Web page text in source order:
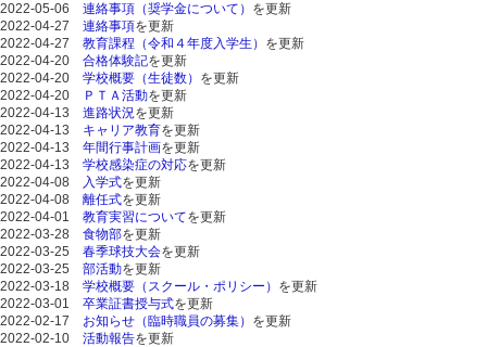
2022-05-06 連絡事項（奨学金について） を更新
2022-04-27 連絡事項を更新
2022-04-27 教育課程（令和４年度入学生） を更新
2022-04-20 合格体験記を更新
2022-04-20 学校概要（生徒数） を更新
2022-04-20
ＰＴＡ活動を更新
2022-04-13 進路状況を更新
2022-04-13 キャリア教育を更新
2022-04-13 年間行事計画を更新
2022-04-13 学校感染症の対応を更新
2022-04-08
入学式を更新
2022-04-08 離任式を更新
2022-04-01 教育実習についてを更新
2022-03-28 食物部を更新
2022-03-25 春季球技大会を更新
2022-03-25 部活動を更新
2022-03-18 学校概要（スクール・ポリシー） を更新
2022-03-01 卒業証書授与式を更新
2022-02-17 お知らせ（臨時職員の募集） を更新
2022-02-10 活動報告を更新